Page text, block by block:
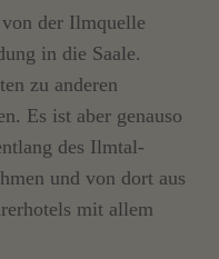
der Ilmquelle
in die Saale.
zu anderen
Es ist aber genauso
des Ilmtal-
und von dort aus
mit allem